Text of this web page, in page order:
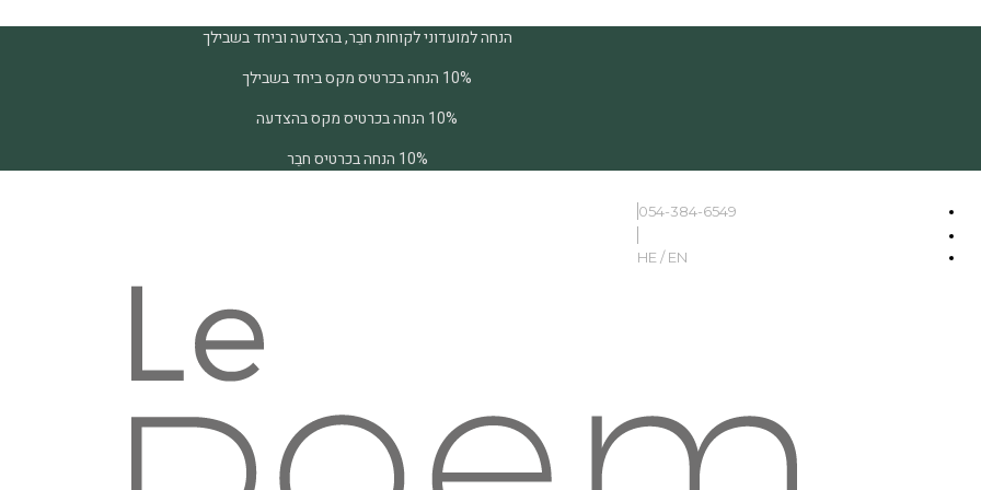
הנחה למועדוני לקוחות חבֵר, בהצדעה וביחד בשבילך
10% הנחה בכרטיס מקס ביחד בשבילך
10% הנחה בכרטיס מקס בהצדעה
10% הנחה בכרטיס חבֵר
054-384-6549
HE / EN